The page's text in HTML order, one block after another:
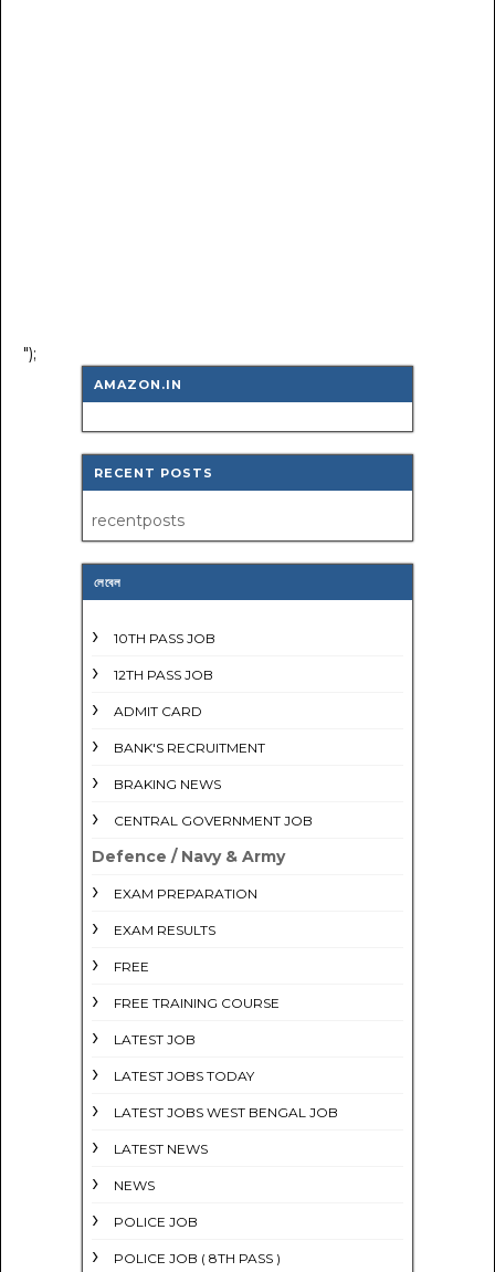
");
AMAZON.IN
RECENT POSTS
recentposts
লেবেল
10TH PASS JOB
12TH PASS JOB
ADMIT CARD
BANK'S RECRUITMENT
BRAKING NEWS
CENTRAL GOVERNMENT JOB
Defence / Navy & Army
EXAM PREPARATION
EXAM RESULTS
FREE
FREE TRAINING COURSE
LATEST JOB
LATEST JOBS TODAY
LATEST JOBS WEST BENGAL JOB
LATEST NEWS
NEWS
POLICE JOB
POLICE JOB ( 8TH PASS )